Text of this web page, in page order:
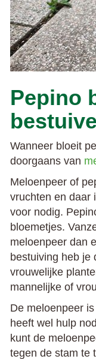
Pepino
Wanneer bloeit
doorgaans van
Meloenpeer of
vruchten en daar
voor nodig.
bloemetjes.
meloenpeer dan
bestuiving heb je
vrouwelijke
mannelijke of
De meloenpeer
heeft wel hulp
kunt de
tegen de stam te